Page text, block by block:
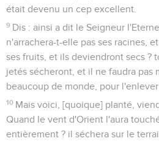
était devenu un cep excellent.
9 Dis : ainsi a dit le Seigneur
n'arrachera-t-elle pas ses racines,
ses fruits, et ils deviendront secs ?
jetés sécheront, et il ne faudra pas
beaucoup de monde, pour l'enlever
10 Mais voici, [quoique] planté,
Quand le vent d'Orient l'aura
entièrement ? il séchera sur le